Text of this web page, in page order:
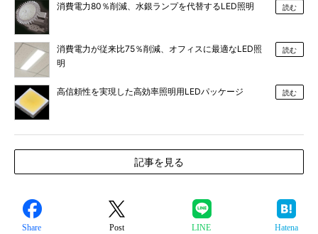
消費電力80％削減、水銀ランプを代替するLED照明 読む
消費電力が従来比75％削減、オフィスに最適なLED照
明
読む
高信頼性を実現した高効率照明用LEDパッケージ 読む
記事を見る
Share Post LINE Hatena